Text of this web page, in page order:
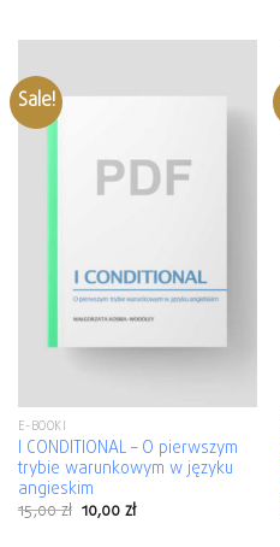
Sale!
E-BOOKI
I CONDITIONAL – O pierwszym
trybie warunkowym w języku
angieskim
15,00zł 10,00zł